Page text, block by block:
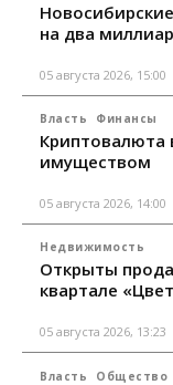
на два
05 августа 2026, 15:00
Власть Финансы
Криптовалюта
имуществом
05 августа 2026, 14:00
Недвижимость
Открыты
квартале
05 августа 2026, 13:23
Власть Общество